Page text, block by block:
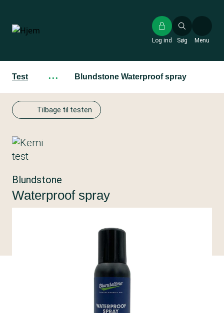
hovedindhold
Søg
Log ind Menu
Test ··· Blundstone Waterproof spray
Tilbage til testen
Blundstone
Waterproof spray